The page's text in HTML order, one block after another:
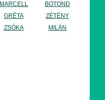
MARCELL
GRÉTA
ZSÓKA
BOTOND
ZÉTÉNY
MILÁN